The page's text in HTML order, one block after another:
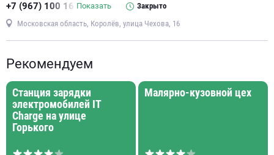
+7 (967) 100 16 Показать Закрыто
Московская область, Королёв, улица Чехова, 16
Рекомендуем
Станция зарядки
электромобилей IT
Charge на улице
Горького
Малярно-кузовной цех